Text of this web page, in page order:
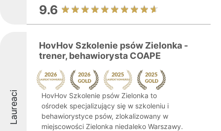
9.6
Laureaci
HovHov Szkolenie psów Zielonka -
trener, behawiorysta COAPE
HovHov Szkolenie psów Zielonka to
ośrodek specjalizujący się w szkoleniu i
behawiorystyce psów, zlokalizowany w
miejscowości Zielonka niedaleko Warszawy.